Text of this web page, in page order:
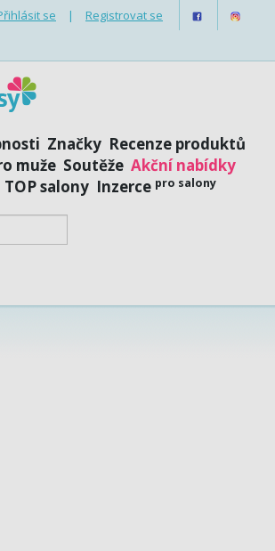
se | Registrovat se
Značky Recenze produktů
muže Soutěže Akční nabídky
TOP salony Inzerce pro salony